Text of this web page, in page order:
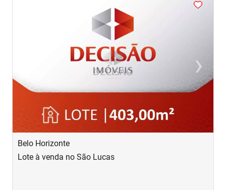
›
Next
Belo Horizonte
Lote à venda no São Lucas